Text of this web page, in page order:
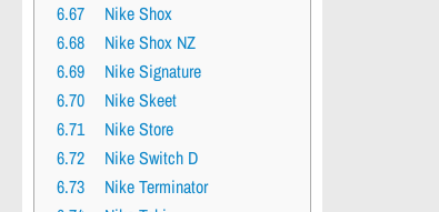
6.67
Nike Shox
6.68
Nike Shox NZ
6.69
Nike Signature
6.70
Nike Skeet
6.71
Nike Store
6.72
Nike Switch D
6.73
Nike Terminator